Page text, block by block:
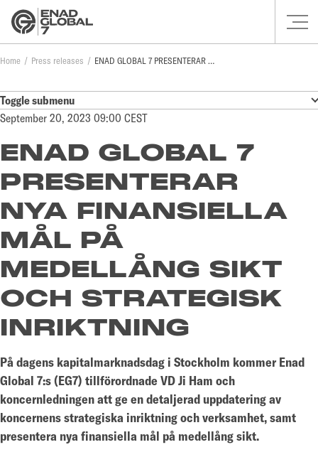
Home Press releases ENAD GLOBAL 7 PRESENTERAR NYA FINANSIELLA MÅL PÅ MEDELLÅNG SIKT OCH STRATEGISK INRIKTNING
Toggle submenu
September 20, 2023 09:00 CEST
ENAD GLOBAL 7
PRESENTERAR
NYA FINANSIELLA
MÅL PÅ
MEDELLÅNG SIKT
OCH STRATEGISK
INRIKTNING
På dagens kapitalmarknadsdag i Stockholm kommer Enad
Global 7:s (EG7) tillförordnade VD Ji Ham och
koncernledningen att ge en detaljerad uppdatering av
koncernens strategiska inriktning och verksamhet, samt
presentera nya finansiella mål på medellång sikt.